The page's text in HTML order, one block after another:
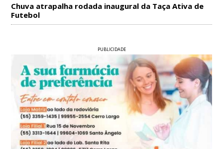
Chuva atrapalha rodada inaugural da Taça Ativa de
Futebol
PUBLICIDADE